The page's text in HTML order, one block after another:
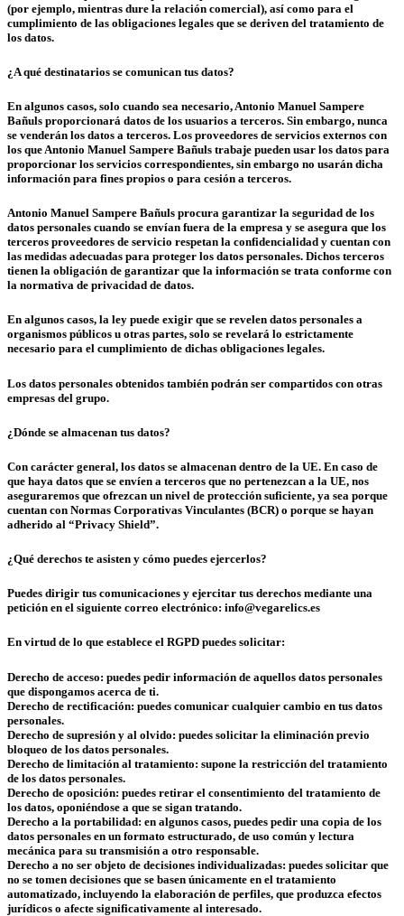
(por ejemplo, mientras dure la relación comercial), así como para el
cumplimiento de las obligaciones legales que se deriven del tratamiento de
los datos.
¿A qué destinatarios se comunican tus datos?
En algunos casos, solo cuando sea necesario, Antonio Manuel Sampere
Bañuls proporcionará datos de los usuarios a terceros. Sin embargo, nunca
se venderán los datos a terceros. Los proveedores de servicios externos con
los que Antonio Manuel Sampere Bañuls trabaje pueden usar los datos para
proporcionar los servicios correspondientes, sin embargo no usarán dicha
información para fines propios o para cesión a terceros.
Antonio Manuel Sampere Bañuls procura garantizar la seguridad de los
datos personales cuando se envían fuera de la empresa y se asegura que los
terceros proveedores de servicio respetan la confidencialidad y cuentan con
las medidas adecuadas para proteger los datos personales. Dichos terceros
tienen la obligación de garantizar que la información se trata conforme con
la normativa de privacidad de datos.
En algunos casos, la ley puede exigir que se revelen datos personales a
organismos públicos u otras partes, solo se revelará lo estrictamente
necesario para el cumplimiento de dichas obligaciones legales.
Los datos personales obtenidos también podrán ser compartidos con otras
empresas del grupo.
¿Dónde se almacenan tus datos?
Con carácter general, los datos se almacenan dentro de la UE. En caso de
que haya datos que se envíen a terceros que no pertenezcan a la UE, nos
aseguraremos que ofrezcan un nivel de protección suficiente, ya sea porque
cuentan con Normas Corporativas Vinculantes (BCR) o porque se hayan
adherido al “Privacy Shield”.
¿Qué derechos te asisten y cómo puedes ejercerlos?
Puedes dirigir tus comunicaciones y ejercitar tus derechos mediante una
petición en el siguiente correo electrónico: info@vegarelics.es
En virtud de lo que establece el RGPD puedes solicitar:
Derecho de acceso: puedes pedir información de aquellos datos personales
que dispongamos acerca de ti.
Derecho de rectificación: puedes comunicar cualquier cambio en tus datos
personales.
Derecho de supresión y al olvido: puedes solicitar la eliminación previo
bloqueo de los datos personales.
Derecho de limitación al tratamiento: supone la restricción del tratamiento
de los datos personales.
Derecho de oposición: puedes retirar el consentimiento del tratamiento de
los datos, oponiéndose a que se sigan tratando.
Derecho a la portabilidad: en algunos casos, puedes pedir una copia de los
datos personales en un formato estructurado, de uso común y lectura
mecánica para su transmisión a otro responsable.
Derecho a no ser objeto de decisiones individualizadas: puedes solicitar que
no se tomen decisiones que se basen únicamente en el tratamiento
automatizado, incluyendo la elaboración de perfiles, que produzca efectos
jurídicos o afecte significativamente al interesado.